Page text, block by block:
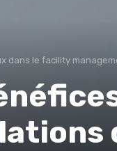
dans le facility